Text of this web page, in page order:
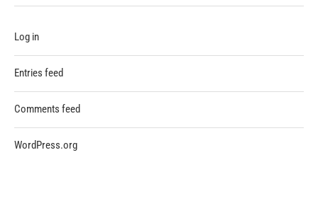
Log in
Entries feed
Comments feed
WordPress.org